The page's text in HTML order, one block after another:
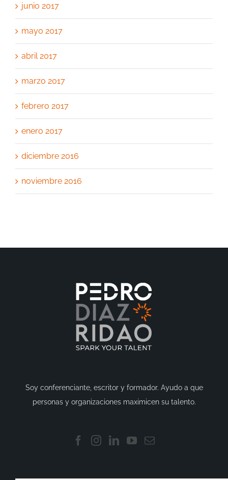
junio 2017
mayo 2017
abril 2017
marzo 2017
febrero 2017
enero 2017
diciembre 2016
noviembre 2016
Soy conferenciante, escritor y formador. Ayudo a que
personas y organizaciones maximicen su talento.